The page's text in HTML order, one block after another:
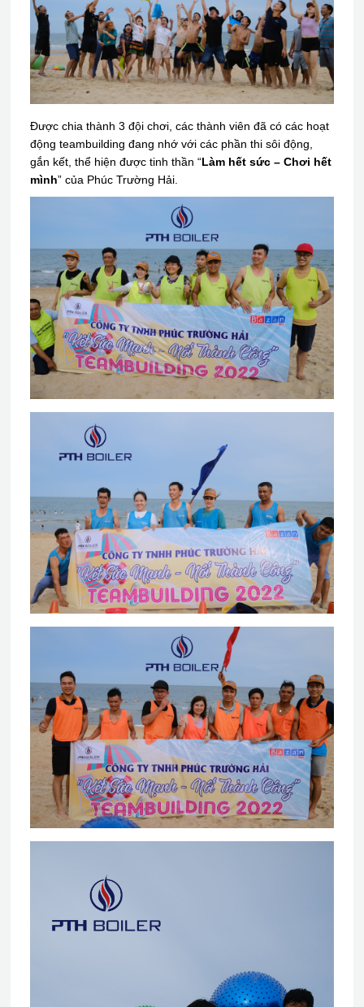
Được chia thành 3 đội chơi, các thành viên đã có các hoạt
động teambuilding đang nhớ với các phần thi sôi động,
gắn kết, thể hiện được tinh thần “Làm hết sức – Chơi hết
mình” của Phúc Trường Hải.